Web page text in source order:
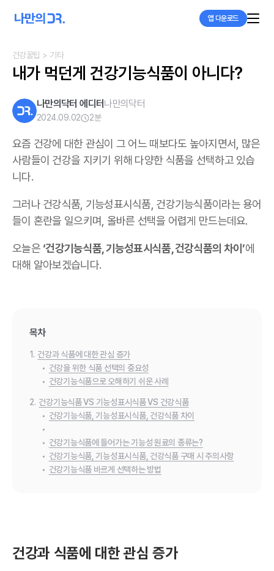
앱 다운로드
건강꿀팁 > 기타
내가 먹던게 건강기능식품이 아니다?
나만의닥터 에디터나만의닥터
2024.09.02 2분
요즘 건강에 대한 관심이 그 어느 때보다도 높아지면서, 많은
사람들이 건강을 지키기 위해 다양한 식품을 선택하고 있습
니다.
그러나 건강식품, 기능성표시식품, 건강기능식품이라는 용어
들이 혼란을 일으키며, 올바른 선택을 어렵게 만드는데요.
오늘은 ‘건강기능식품, 기능성표시식품, 건강식품의 차이’에
대해 알아보겠습니다.
목차
1. 건강과 식품에 대한 관심 증가
• 건강을 위한 식품 선택의 중요성
• 건강기능식품으로 오해하기 쉬운 사례
2. 건강기능식품 VS 기능성표시식품 VS 건강식품
• 건강기능식품, 기능성표시식품, 건강식품 차이
•
• 건강기능식품에 들어가는 기능성 원료의 종류는?
• 건강기능식품, 기능성표시식품, 건강식품 구매 시 주의사항
• 건강기능식품 바르게 선택하는 방법
건강과 식품에 대한 관심 증가